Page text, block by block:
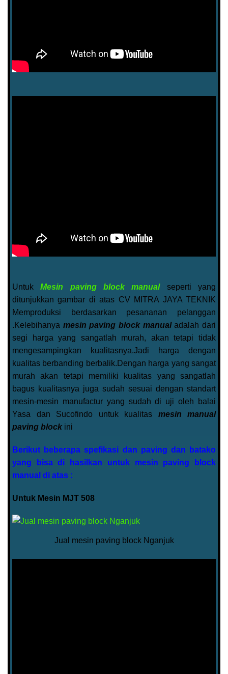
UntukMesin paving block manualseperti yang
ditunjukkan gambar di atas CV MITRA JAYA TEKNIK
Memproduksi berdasarkan pesananan pelanggan
.Kelebihanya mesin paving block manualadalah dari
segi harga yang sangatlah murah, akan tetapi tidak
mengesampingkan kualitasnya.Jadi harga dengan
kualitas berbanding berbalik.Dengan harga yang sangat
murah akan tetapi memiliki kualitas yang sangatlah
bagus kualitasnya juga sudah sesuai dengan standart
mesin-mesin manufactur yang sudah di uji oleh balai
Yasa dan Sucofindo untuk kualitas mesin manual
paving block ini
Berikut beberapa spefikasi dan paving dan batako
yang bisa di hasilkan untuk mesin paving block
manual di atas :
Untuk Mesin MJT 508
Jual mesin paving block Nganjuk